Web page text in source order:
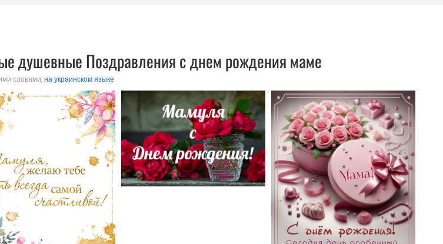
душевные Поздравления с днем рождения маме
словами, на украинском языке